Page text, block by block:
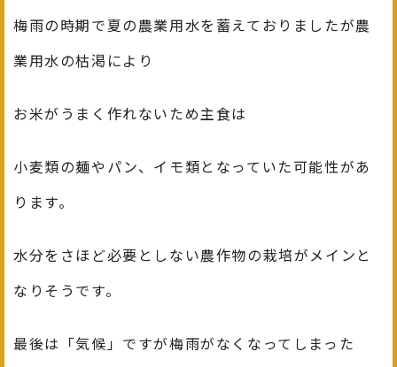
梅雨の時期で夏の農業用水を蓄えておりましたが農
業用水の枯渇により
お米がうまく作れないため主食は
小麦類の麺やパン、イモ類となっていた可能性があ
ります。
水分をさほど必要としない農作物の栽培がメインと
なりそうです。
最後は「気候」ですが梅雨がなくなってしまった